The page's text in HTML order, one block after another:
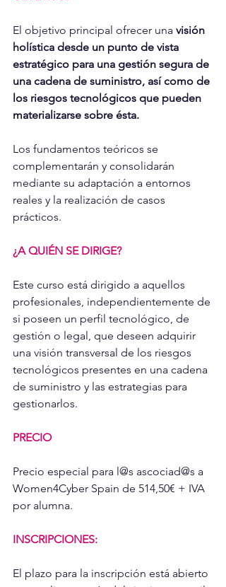
El objetivo principal ofrecer una visión
holística desde un punto de vista
estratégico para una gestión segura de
una cadena de suministro, así como de
los riesgos tecnológicos que pueden
materializarse sobre ésta.
Los fundamentos teóricos se
complementarán y consolidarán
mediante su adaptación a entornos
reales y la realización de casos
prácticos.
¿A QUIÉN SE DIRIGE?
Este curso está dirigido a aquellos
profesionales, independientemente de
si poseen un perfil tecnológico, de
gestión o legal, que deseen adquirir
una visión transversal de los riesgos
tecnológicos presentes en una cadena
de suministro y las estrategias para
gestionarlos.
PRECIO
Precio especial para l@s ascociad@s a
Women4Cyber Spain de 514,50€ + IVA
por alumna.
INSCRIPCIONES:
El plazo para la inscripción está abierto